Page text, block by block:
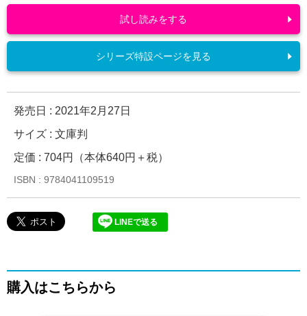
発売日 : 2021年2月27日
サイズ : 文庫判
定価 : 704円（本体640円＋税）
ISBN : 9784041109519
LINEで送る
試し読みをする
シリーズ特設ページを見る
購入はこちらから